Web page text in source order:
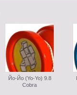
Йо-Йо (Yo-Yo) 9.8
Cobra